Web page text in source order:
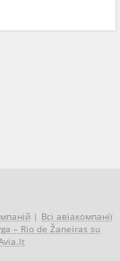
| Всі авіакомпанії
– Rio de Žaneiras su